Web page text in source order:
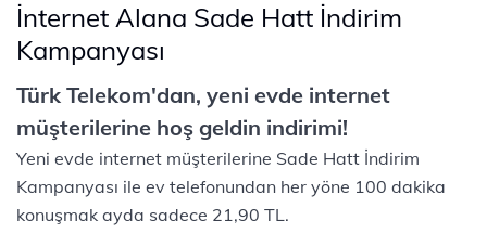
İnternet Alana Sade Hatt İndirim
Kampanyası
Türk Telekom'dan, yeni evde internet
müşterilerine hoş geldin indirimi!
Yeni evde internet müşterilerine Sade Hatt İndirim
Kampanyası ile ev telefonundan her yöne 100 dakika
konuşmak ayda sadece 21,90 TL.